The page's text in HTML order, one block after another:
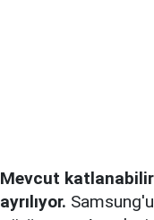
Mevcut katlanabilir
ayrılıyor.